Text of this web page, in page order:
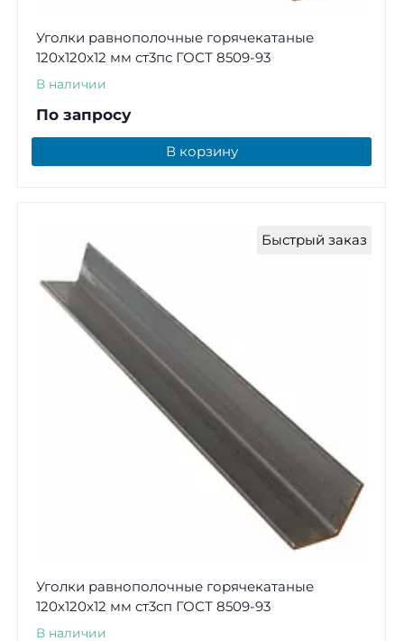
Уголки равнополочные горячекатаные
120х120х12 мм ст3пс ГОСТ 8509-93
В наличии
По запросу
В корзину
Быстрый заказ
Уголки равнополочные горячекатаные
120х120х12 мм ст3сп ГОСТ 8509-93
В наличии